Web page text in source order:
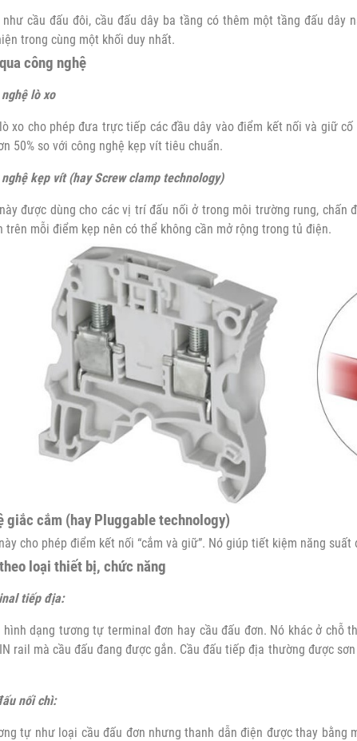
như cầu đấu đôi, cầu đấu dây ba tầng có thêm một tầng đấu dây
trong cùng một khối duy nhất.
công nghệ
nghệ lò xo
xo cho phép đưa trực tiếp các đầu dây vào điểm kết nối và giữ
50% so với công nghệ kẹp vít tiêu chuẩn.
nghệ kẹp vít (hay Screw clamp technology)
được dùng cho các vị trí đấu nối ở trong môi trường rung, chấn
trên mỗi điểm kẹp nên có thể không cần mở rộng trong tủ điện.
giắc cắm (hay Pluggable technology)
cho phép điểm kết nối “cắm và giữ”. Nó giúp tiết kiệm năng
loại thiết bị, chức năng
tiếp địa:
hình dạng tương tự terminal đơn hay cầu đấu đơn. Nó khác ở chỗ
rail mà cầu đấu đang được gắn. Cầu đấu tiếp địa thường được
nối chì:
tự như loại cầu đấu đơn nhưng thanh dẫn điện được thay bằng